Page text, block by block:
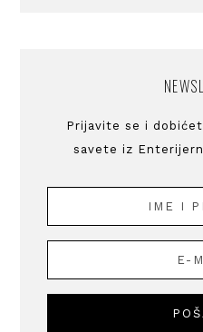
Prijavite se i
savete iz